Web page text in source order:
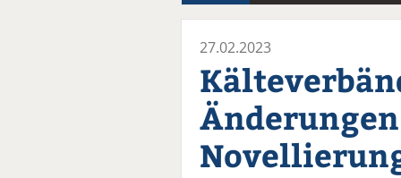
27.02.2023
Änderungen